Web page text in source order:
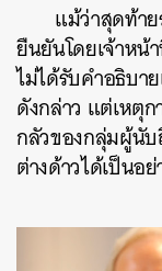
แม้ว่าสุดท้า
ยืนยันโดยเจ้าหน้
ไม่ได้รับคำอธิบา
ดังกล่าว แต่เหตุ
กลัวของกลุ่มผู้นั
ต่างด้าวได้เป็นอ